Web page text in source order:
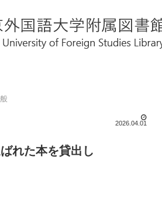
れた本を貸出し
2026.04.01